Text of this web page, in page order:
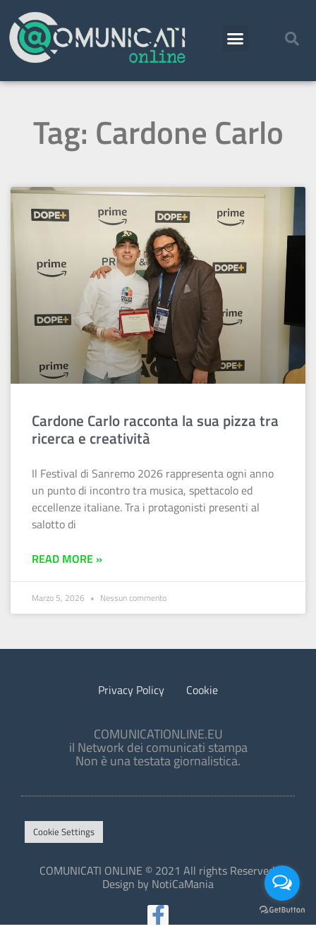
Tag: Cardone Carlo
Cardone Carlo racconta la sua pizza tra
ricerca e creatività
Il Festival di Sanremo 2026 rappresenta ogni anno
un punto di incontro tra musica, spettacolo ed
eccellenze italiane. Tra i protagonisti presenti al
salotto di
READ MORE »
Marzo 5, 2026 Nessun commento
Privacy Policy Cookie
COMUNICATIONLINE.EU
il Network dei comunicati stampa
Non è una testata giornalistica.
Cookie Settings
COMUNICATI ONLINE © 2021 All rights Reserved.
Design by NotiCaMania